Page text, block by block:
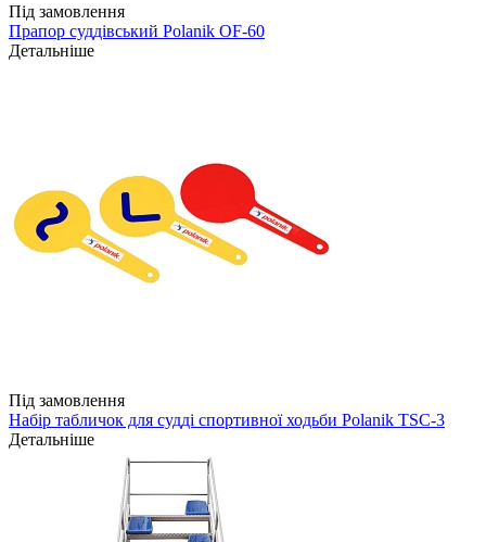
Під замовлення
Прапор суддівський Polanik OF-60
Детальніше
Під замовлення
Набір табличок для судді спортивної ходьби Polanik TSC-3
Детальніше